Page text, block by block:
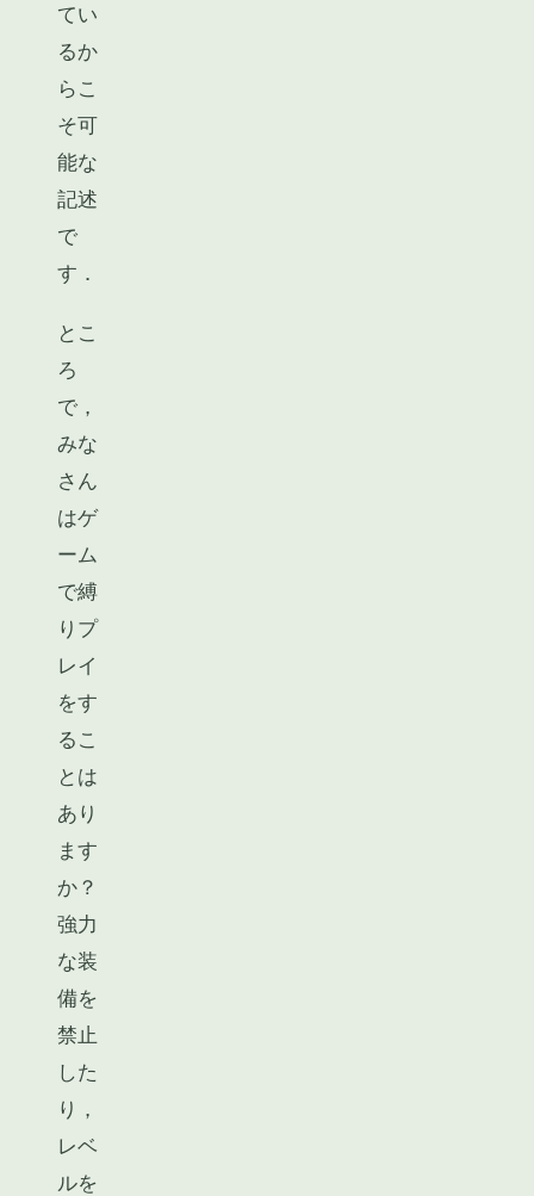
てい
るか
らこ
そ可
能な
記述
で
す．
とこ
ろ
で，
みな
さん
はゲ
ーム
で縛
りプ
レイ
をす
るこ
とは
あり
ます
か？
強力
な装
備を
禁止
した
り，
レベ
ルを